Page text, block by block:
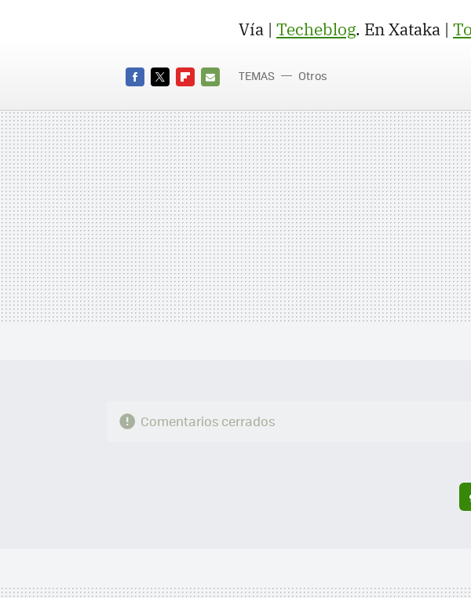
Vía | Techeblog. En Xataka |
MAIL
TEMAS Otros
Comentarios cerrados